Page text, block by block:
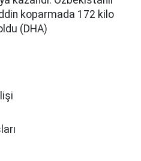
koparmada 172 kilo
(DHA)